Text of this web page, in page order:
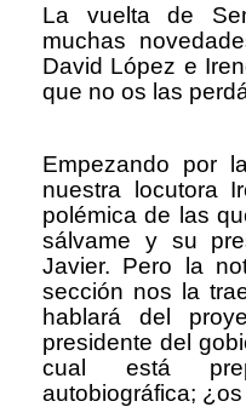
La vuelta de
muchas
David López e
que no os las
Empezando por
nuestra locutora
polémica de las
sálvame y su
Javier. Pero la
sección nos la
hablará del
presidente del
cual está
autobiográfica;